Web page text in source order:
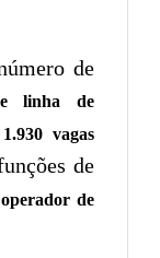
de
linha de
1.930 vagas
de
operador de